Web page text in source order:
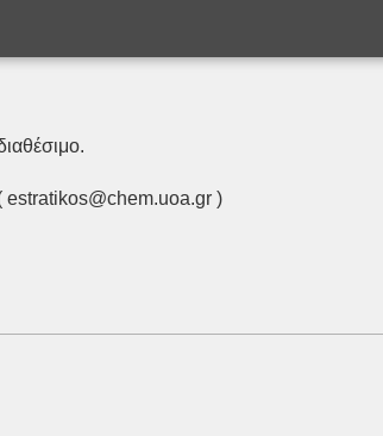
estratikos@chem.uoa.gr )